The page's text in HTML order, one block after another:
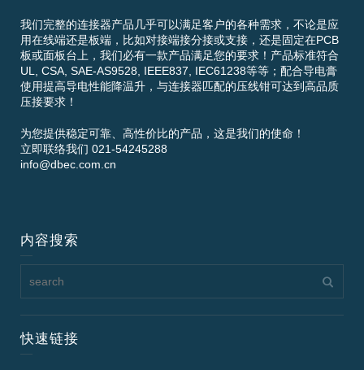
我们完整的连接器产品几乎可以满足客户的各种需求，不论是应
用在线端还是板端，比如对接端接分接或支接，还是固定在PCB
板或面板台上，我们必有一款产品满足您的要求！产品标准符合
UL, CSA, SAE-AS9528, IEEE837, IEC61238等等；配合导电膏
使用提高导电性能降温升，与连接器匹配的压线钳可达到高品质
压接要求！
为您提供稳定可靠、高性价比的产品，这是我们的使命！
立即联络我们 021-54245288
info@dbec.com.cn
内容搜索
快速链接